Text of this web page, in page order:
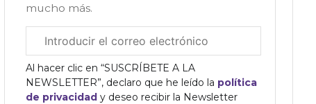
mucho más.
electrónico
corporativo
Al hacer clic en “SUSCRÍBETE A LA
NEWSLETTER”, declaro que he leído la política
de privacidady deseo recibir la Newsletter